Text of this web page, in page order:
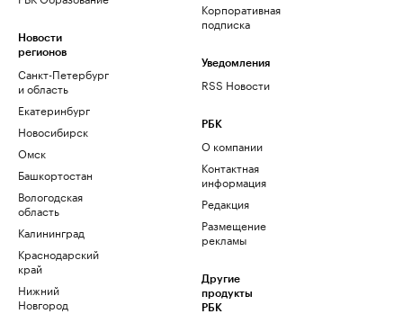
Новости
регионов
Санкт-Петербург
и область
Екатеринбург
Новосибирск
Омск
Башкортостан
Вологодская
область
Калининград
Краснодарский
край
Нижний
Новгород
Корпоративная
подписка
Уведомления
RSS Новости
РБК
О компании
Контактная
информация
Редакция
Размещение
рекламы
Другие
продукты
РБК